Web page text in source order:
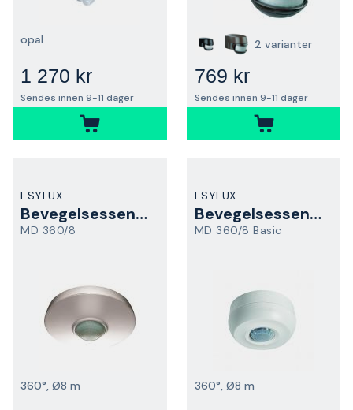
opal
1 270 kr
Sendes innen 9-11 dager
2 varianter
769 kr
Sendes innen 9-11 dager
ESYLUX
Bevegelsessensor
MD 360/8
360°, Ø8 m
ESYLUX
Bevegelsessensor
MD 360/8 Basic
360°, Ø8 m